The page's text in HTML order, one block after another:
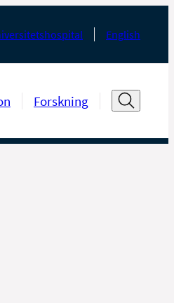
English
Forskning